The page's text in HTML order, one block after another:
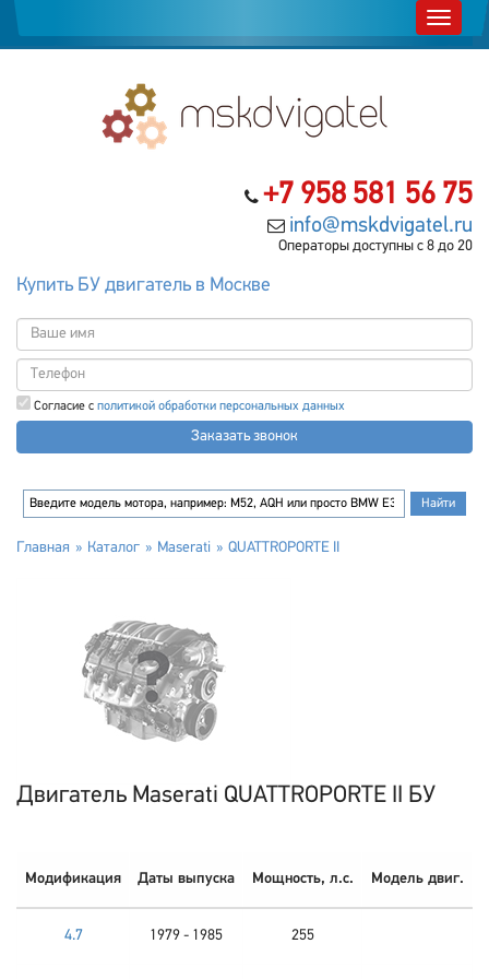
+7 958 581 56 75
info@mskdvigatel.ru
Операторы доступны с 8 до 20
Купить БУ двигатель в Москве
Согласие с политикой обработки персональных данных
Заказать звонок
Главная Каталог Maserati QUATTROPORTE II
Двигатель Maserati QUATTROPORTE II БУ
Модификация Даты выпуска Мощность, л.с. Модель двиг.
4.7 1979 - 1985 255